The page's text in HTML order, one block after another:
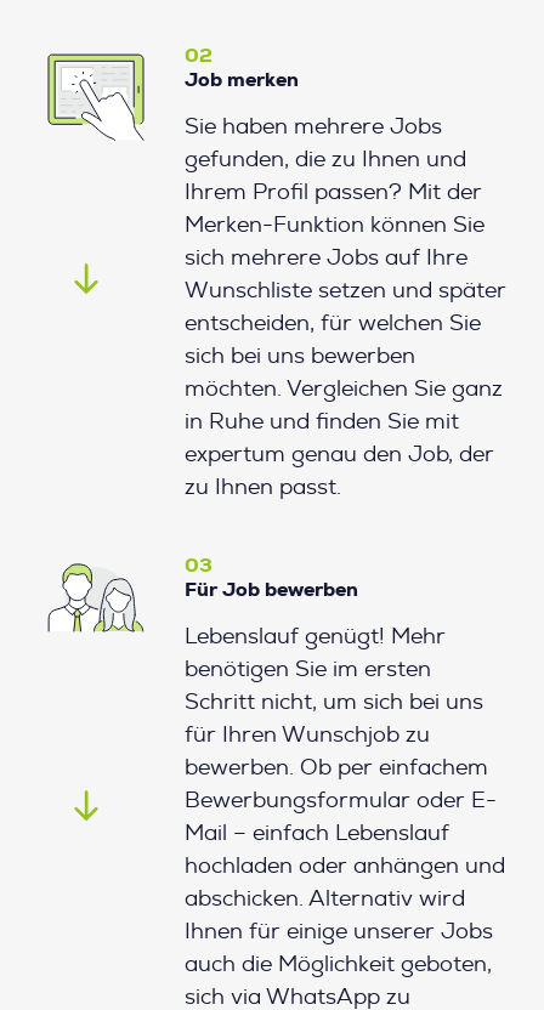
02
Job merken
Sie haben mehrere Jobs
gefunden, die zu Ihnen und
Ihrem Profil passen? Mit der
Merken-Funktion können Sie
sich mehrere Jobs auf Ihre
Wunschliste setzen und später
entscheiden, für welchen Sie
sich bei uns bewerben
möchten. Vergleichen Sie ganz
in Ruhe und finden Sie mit
expertum genau den Job, der
zu Ihnen passt.
03
Für Job bewerben
Lebenslauf genügt! Mehr
benötigen Sie im ersten
Schritt nicht, um sich bei uns
für Ihren Wunschjob zu
bewerben. Ob per einfachem
Bewerbungsformular oder E-
Mail – einfach Lebenslauf
hochladen oder anhängen und
abschicken. Alternativ wird
Ihnen für einige unserer Jobs
auch die Möglichkeit geboten,
sich via WhatsApp zu